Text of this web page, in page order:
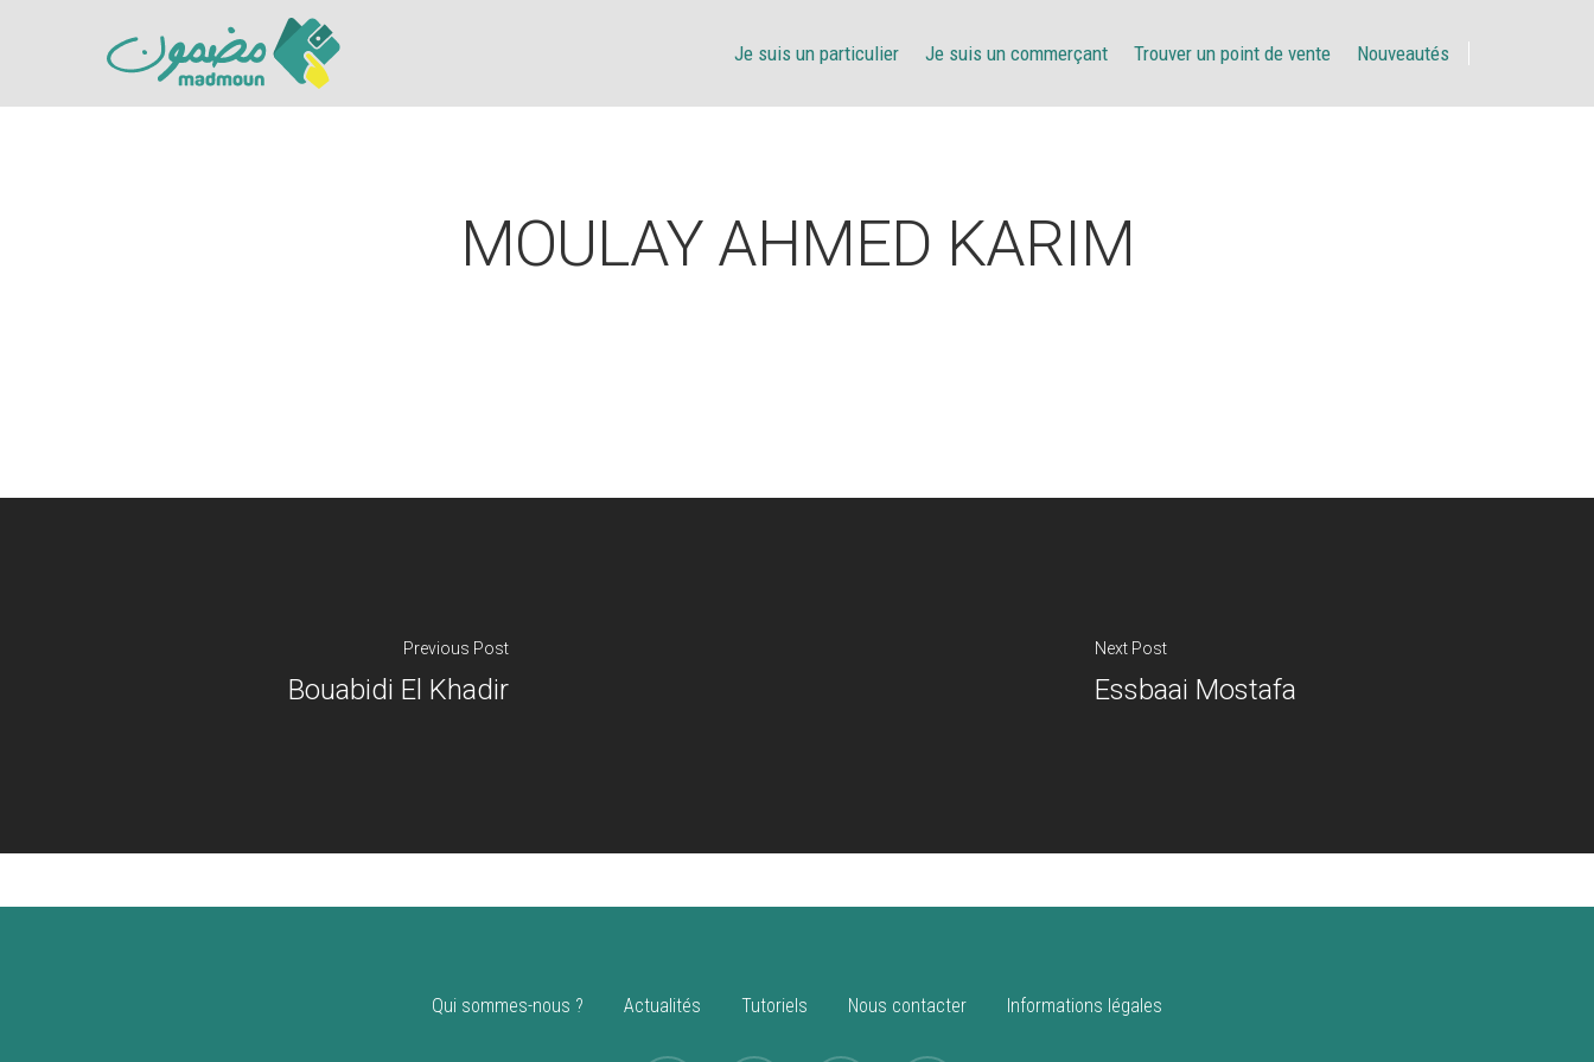
Je suis un particulier Je suis un commerçant Trouver un point de vente Nouveautés
MOULAY AHMED KARIM
Previous Post
Bouabidi El Khadir
Next Post
Essbaai Mostafa
Qui sommes-nous ? Actualités Tutoriels Nous contacter Informations légales